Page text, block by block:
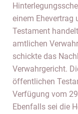
einem Ehevertrag
Testament
amtlichen
schickte das
Verwahrgericht.
öffentlichen
Verfügung vom
Ebenfalls sei die